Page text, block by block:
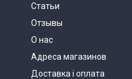
Статьи
Отзывы
О нас
Адреса магазинов
Доставка і оплата